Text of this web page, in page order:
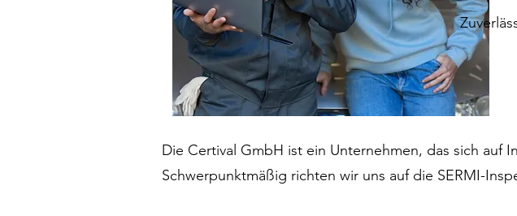
Die Certival GmbH ist ein Unternehmen, das sich auf
Schwerpunktmäßig richten wir uns auf die SERMI-